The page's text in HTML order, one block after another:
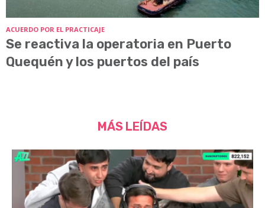
ACUERDO POR EL PRACTICAJE
Se reactiva la operatoria en Puerto
Quequén y los puertos del país
MÁS LEÍDAS